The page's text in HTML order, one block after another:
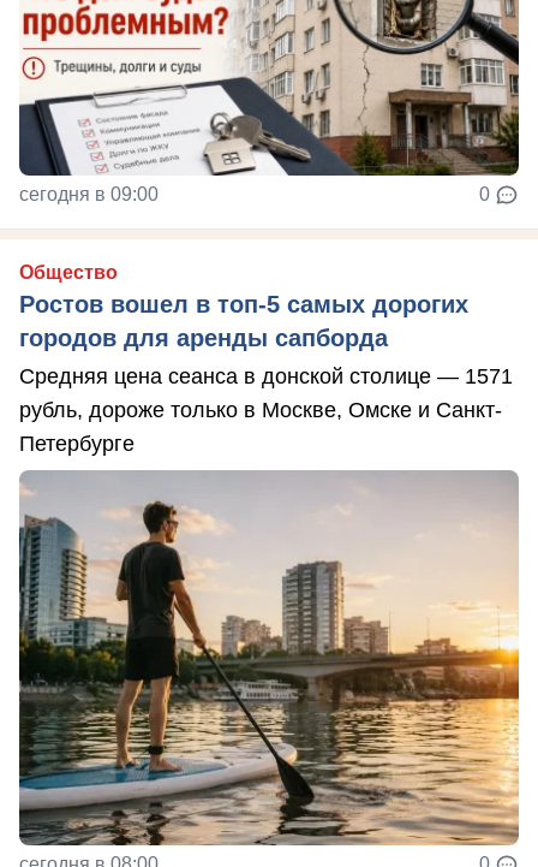
сегодня в 09:00 0
Общество
Ростов вошел в топ-5 самых дорогих
городов для аренды сапборда
Средняя цена сеанса в донской столице — 1571
рубль, дороже только в Москве, Омске и Санкт-
Петербурге